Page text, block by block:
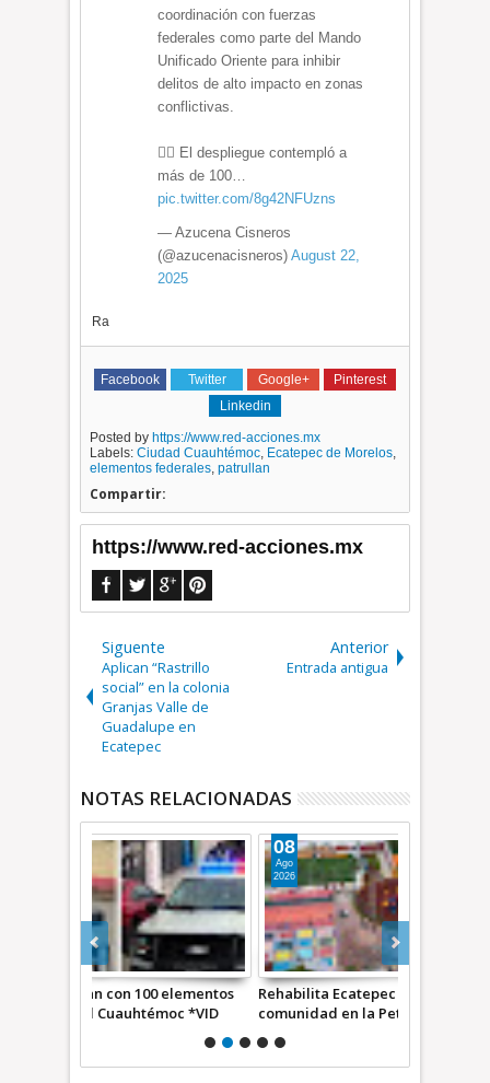
coordinación con fuerzas
federales como parte del Mando
Unificado Oriente para inhibir
delitos de alto impacto en zonas
conflictivas.
👮‍♂️ El despliegue contempló a
más de 100…
pic.twitter.com/8g42NFUzns
— Azucena Cisneros
(@azucenacisneros)August 22,
2025
Ra
Facebook Twitter Google+
Pinterest
Linkedin
Posted by https://www.red-acciones.mx
Labels:Ciudad Cuauhtémoc, Ecatepec de Morelos,
elementos federales,patrullan
Compartir:
https://www.red-acciones.mx
Siguente
Aplican “Rastrillo
social” en la colonia
Granjas Valle de
Guadalupe en
Ecatepec
Anterior
Entrada antigua
NOTAS RELACIONADAS
Rehabilita Ecatepec parque para la
comunidad en la Petroquímica 1 +Video |
08
Ago
2026